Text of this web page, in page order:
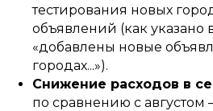
тестирования новых
объявлений (как указано
«добавлены новые
городах...»).
Снижение расходов в
по сравнению с августом